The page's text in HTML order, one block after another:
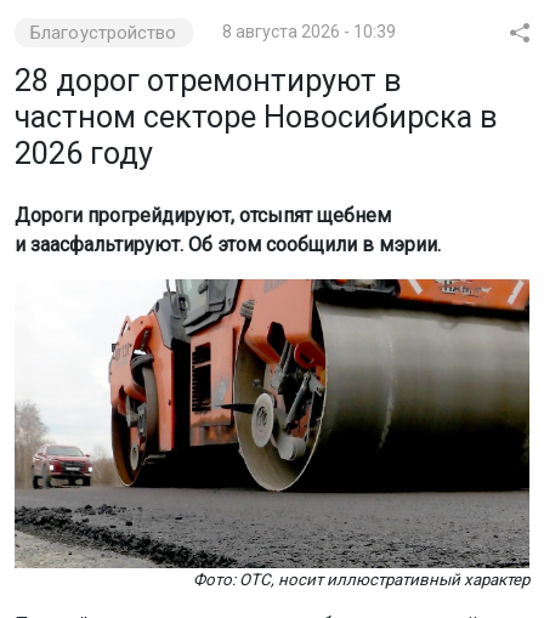
Благоустройство 8 августа 2026 - 10:39
28 дорог отремонтируют в
частном секторе Новосибирска в
2026 году
Дороги прогрейдируют, отсыпят щебнем
и заасфальтируют. Об этом сообщили в мэрии.
Фото: ОТС, носит иллюстративный характер